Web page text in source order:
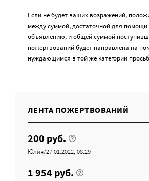
Если не будет ваших возражений,
между суммой, достаточной для
объявлению, и общей суммой
пожертвований будет направлена на
нуждающимся в той же категории
ЛЕНТА ПОЖЕРТВОВАНИЙ
200 руб.
Юлия/27.01.2022, 08:29
1 954 руб.